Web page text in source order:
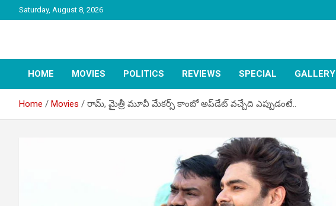
to
Saturday, August 8, 2026
Tag Telugu
HOME MOVIES POLITICS REVIEWS SPECIAL GALLERY
Home Movies రామ్, మైత్రీ మూవీ మేకర్స్ కాంబో అప్‌డేట్ వచ్చేది ఎప్పుడంటే..